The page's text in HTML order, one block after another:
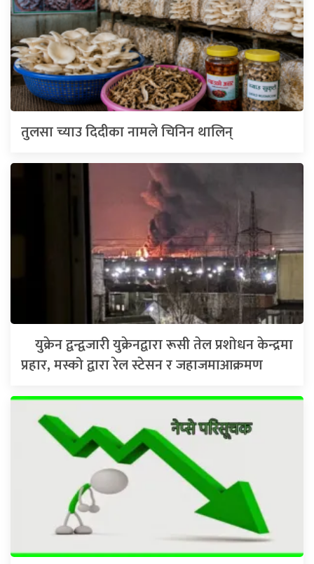
तुलसा च्याउ दिदीका नामले चिनिन थालिन्
युक्रेन द्वन्द्वजारी युक्रेनद्वारा रूसी तेल प्रशोधन केन्द्रमा
प्रहार, मस्को द्वारा रेल स्टेसन र जहाजमाआक्रमण